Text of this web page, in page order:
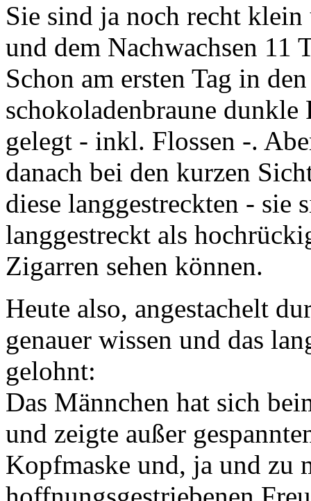
Sie sind ja noch recht
und dem Nachwachsen 11
Schon am ersten Tag in
schokoladenbraune dunkle
gelegt - inkl. Flossen -.
danach bei den kurzen
diese langgestreckten - sie
langgestreckt als
Zigarren sehen können.
Heute also, angestachelt
genauer wissen und das
gelohnt:
Das Männchen hat sich
und zeigte außer
Kopfmaske und, ja und zu